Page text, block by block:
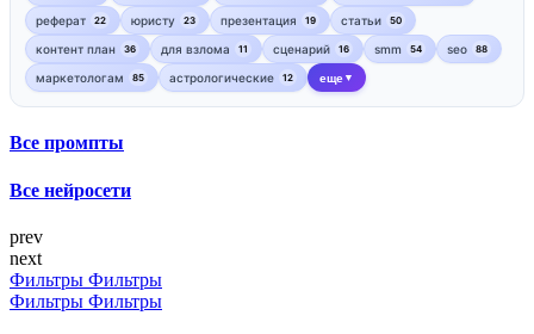
реферат 22 юристу 23 презентация 19 статьи 50
контент план 36 для взлома 11 сценарий 16 smm 54 seo 88
маркетологам 85 астрологические 12 еще ▼
Все промпты
Все нейросети
prev
next
Фильтры Фильтры
Фильтры Фильтры